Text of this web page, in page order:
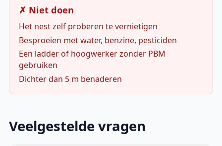
✗ Niet doen
Het nest zelf proberen te vernietigen
Besproeien met water, benzine, pesticiden
Een ladder of hoogwerker zonder PBM
gebruiken
Dichter dan 5 m benaderen
Veelgestelde vragen